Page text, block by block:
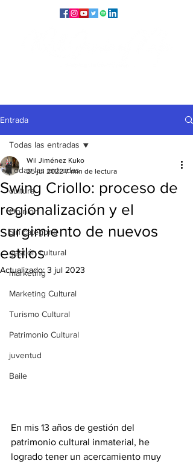
Entrada
Todas las entradas
cultura
Opinión
Sin categoría
gestión cultural
marketing
Marketing Cultural
Turismo Cultural
Patrimonio Cultural
juventud
Baile
Todas las entradas
Swing Criollo: proceso de
regionalización y el
surgimiento de nuevos
estilos
Wil Jiménez Kuko
25 jul 2022 7 min de lectura
Actualizado:3 jul 2023
En mis 13 años de gestión del
patrimonio cultural inmaterial, he
logrado tener un acercamiento muy